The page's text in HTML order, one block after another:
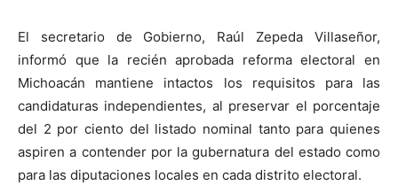
El secretario de Gobierno, Raúl Zepeda Villaseñor,
informó que la recién aprobada reforma electoral en
Michoacán mantiene intactos los requisitos para las
candidaturas independientes, al preservar el porcentaje
del 2 por ciento del listado nominal tanto para quienes
aspiren a contender por la gubernatura del estado como
para las diputaciones locales en cada distrito electoral.